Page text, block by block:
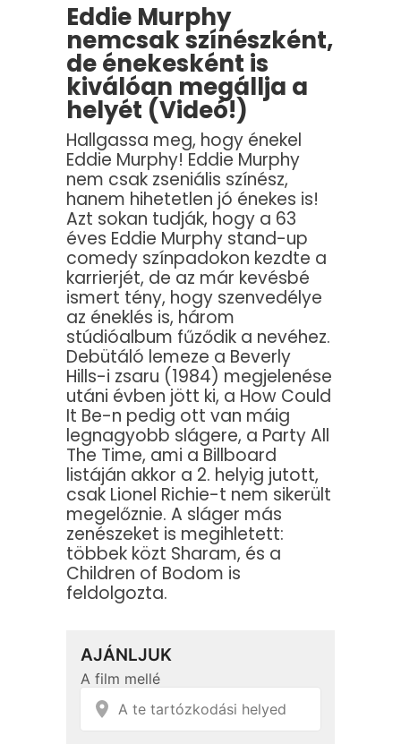
Eddie Murphy
nemcsak színészként,
de énekesként is
kiválóan megállja a
helyét (Videó!)
Hallgassa meg, hogy énekel
Eddie Murphy! Eddie Murphy
nem csak zseniális színész,
hanem hihetetlen jó énekes is!
Azt sokan tudják, hogy a 63
éves Eddie Murphy stand-up
comedy színpadokon kezdte a
karrierjét, de az már kevésbé
ismert tény, hogy szenvedélye
az éneklés is, három
stúdióalbum fűződik a nevéhez.
Debütáló lemeze a Beverly
Hills-i zsaru (1984) megjelenése
utáni évben jött ki, a How Could
It Be-n pedig ott van máig
legnagyobb slágere, a Party All
The Time, ami a Billboard
listáján akkor a 2. helyig jutott,
csak Lionel Richie-t nem sikerült
megelőznie. A sláger más
zenészeket is megihletett:
többek közt Sharam, és a
Children of Bodom is
feldolgozta.